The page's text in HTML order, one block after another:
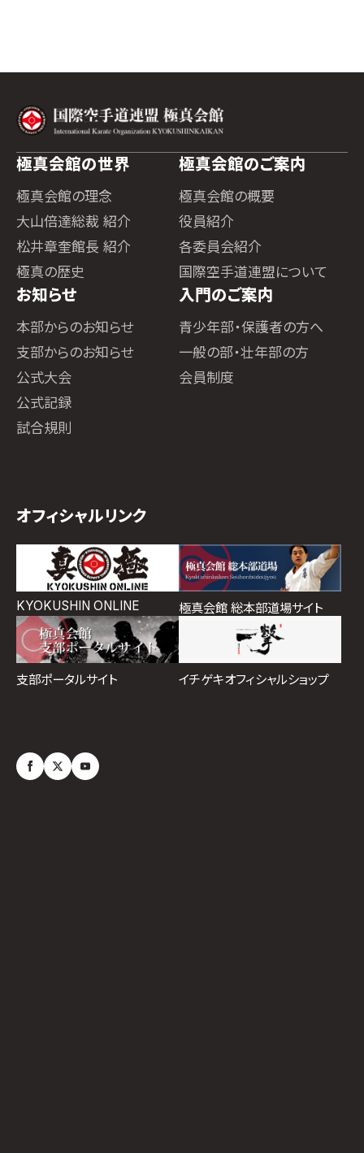
極真会館の世界
極真会館の理念
大山倍達総裁 紹介
松井章奎館長 紹介
極真の歴史
極真会館のご案内
極真会館の概要
役員紹介
各委員会紹介
国際空手道連盟について
お知らせ
本部からのお知らせ
支部からのお知らせ
公式大会
公式記録
試合規則
入門のご案内
青少年部・保護者の方へ
一般の部・壮年部の方
会員制度
オフィシャルリンク
KYOKUSHIN ONLINE 極真会館 総本部道場サイト
支部ポータルサイト イチゲキオフィシャルショップ